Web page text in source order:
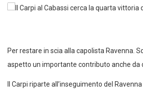
Per restare in scia alla capolista Ravenna.
aspetto un importante contributo anche da
Il Carpi riparte all’inseguimento del